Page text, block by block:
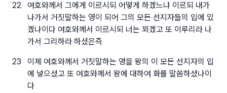
22
여호와께서 그에게 이르시되 어떻게 하겠느냐 이르되 내가
나가서 거짓말하는 영이 되어 그의 모든 선지자들의 입에 있
겠나이다 여호와께서 이르시되 너는 꾀겠고 또 이루리라 나
가서 그리하라 하셨은즉
23
이제 여호와께서 거짓말하는 영을 왕의 이 모든 선지자의 입
에 넣으셨고 또 여호와께서 왕에 대하여 화를 말씀하셨나이
다